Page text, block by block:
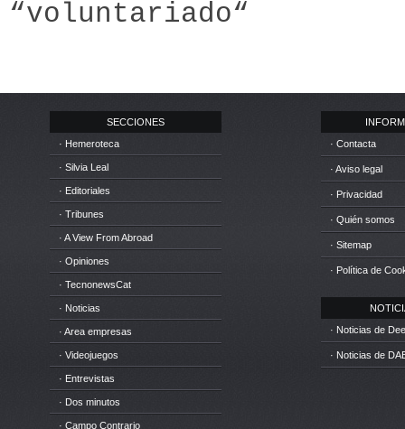
“voluntariado“
SECCIONES
· Hemeroteca
· Silvia Leal
· Editoriales
· Tribunes
· A View From Abroad
· Opiniones
· TecnonewsCat
· Noticias
· Area empresas
· Videojuegos
· Entrevistas
· Dos minutos
· Campo Contrario
· Contacta
· Aviso legal
· Privacidad
· Quién somos
· Sitemap
· Política de
· Noticias de
· Noticias de